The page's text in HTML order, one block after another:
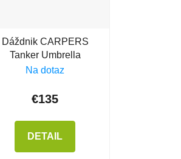
Dáždnik CARPERS
Tanker Umbrella
Na dotaz
€135
DETAIL